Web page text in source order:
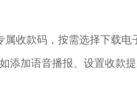
收款码，按需选择下载
添加语音播报、设置收款提